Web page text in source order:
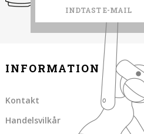
INFORMATION
Kontakt
Handelsvilkår